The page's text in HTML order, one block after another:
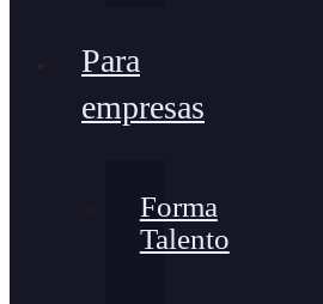
Para
empresas
Forma
Talento